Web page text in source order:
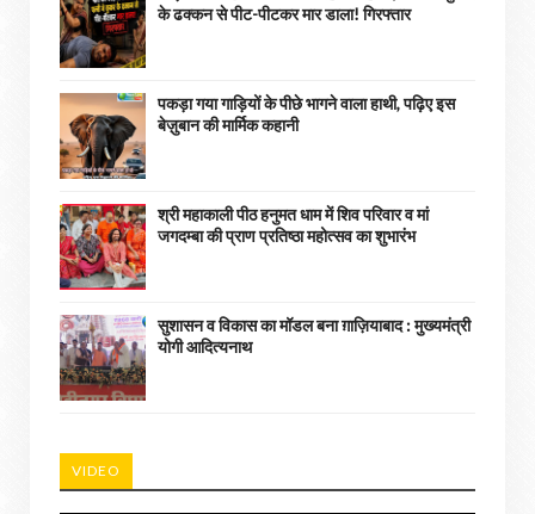
के ढक्कन से पीट-पीटकर मार डाला! गिरफ्तार
पकड़ा गया गाड़ियों के पीछे भागने वाला हाथी, पढ़िए इस
बेज़ुबान की मार्मिक कहानी
श्री महाकाली पीठ हनुमत धाम में शिव परिवार व मां
जगदम्बा की प्राण प्रतिष्ठा महोत्सव का शुभारंभ
सुशासन व विकास का मॉडल बना ग़ाज़ियाबाद : ​मुख्यमंत्री
योगी आदित्यनाथ
VIDEO